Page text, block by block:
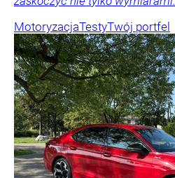
MotoryzacjaTestyTwój portfel